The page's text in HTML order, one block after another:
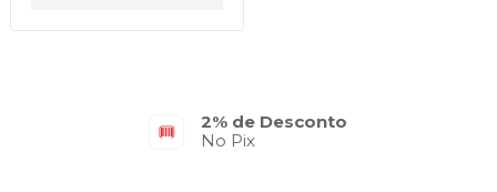
2% de Desconto
No Pix